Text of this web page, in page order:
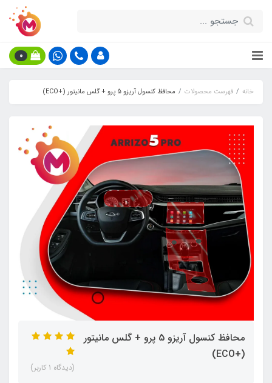
0
خانه فهرست محصولات محافظ کنسول آریزو 5 پرو + گلس مانیتور (+ECO)
محافظ کنسول آریزو 5 پرو + گلس مانیتور
(+ECO)
(دیدگاه 1 کاربر)